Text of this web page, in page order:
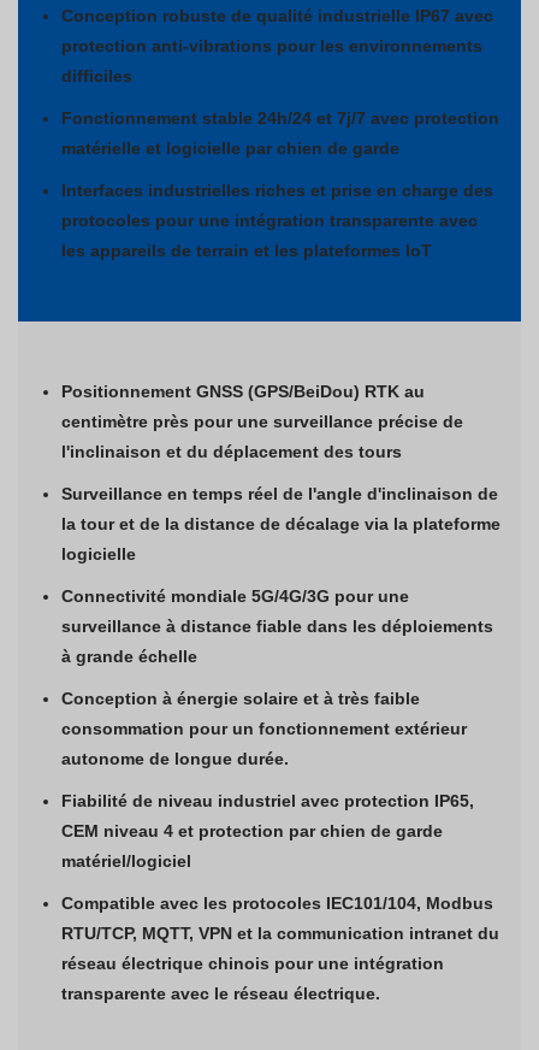
Conception robuste de qualité industrielle IP67 avec
protection anti-vibrations pour les environnements
difficiles
Fonctionnement stable 24h/24 et 7j/7 avec protection
matérielle et logicielle par chien de garde
Interfaces industrielles riches et prise en charge des
protocoles pour une intégration transparente avec
les appareils de terrain et les plateformes IoT
Positionnement GNSS (GPS/BeiDou) RTK au
centimètre près pour une surveillance précise de
l'inclinaison et du déplacement des tours
Surveillance en temps réel de l'angle d'inclinaison de
la tour et de la distance de décalage via la plateforme
logicielle
Connectivité mondiale 5G/4G/3G pour une
surveillance à distance fiable dans les déploiements
à grande échelle
Conception à énergie solaire et à très faible
consommation pour un fonctionnement extérieur
autonome de longue durée.
Fiabilité de niveau industriel avec protection IP65,
CEM niveau 4 et protection par chien de garde
matériel/logiciel
Compatible avec les protocoles IEC101/104, Modbus
RTU/TCP, MQTT, VPN et la communication intranet du
réseau électrique chinois pour une intégration
transparente avec le réseau électrique.